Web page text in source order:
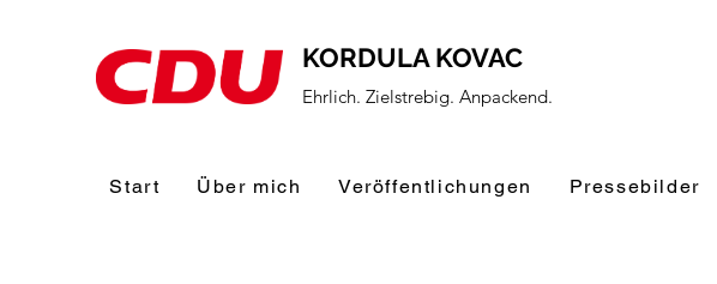
KORDULA KOVAC
Ehrlich. Zielstrebig. Anpackend.
Start Über mich Veröffentlichungen Pressebilder